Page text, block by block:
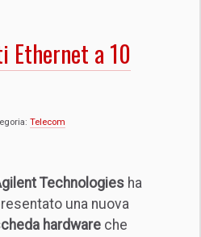
Ethernet a 10
Telecom
Technologies ha
una nuova
hardware che